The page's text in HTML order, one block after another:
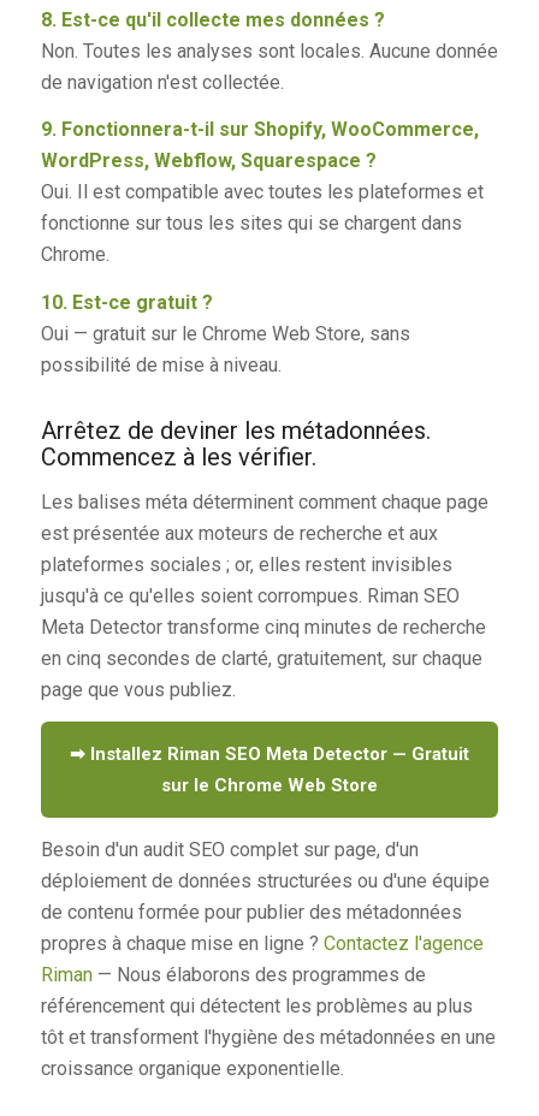
8. Est-ce qu'il collecte mes données ?
Non. Toutes les analyses sont locales. Aucune donnée
de navigation n'est collectée.
9. Fonctionnera-t-il sur Shopify, WooCommerce,
WordPress, Webflow, Squarespace ?
Oui. Il est compatible avec toutes les plateformes et
fonctionne sur tous les sites qui se chargent dans
Chrome.
10. Est-ce gratuit ?
Oui — gratuit sur le Chrome Web Store, sans
possibilité de mise à niveau.
Arrêtez de deviner les métadonnées.
Commencez à les vérifier.
Les balises méta déterminent comment chaque page
est présentée aux moteurs de recherche et aux
plateformes sociales ; or, elles restent invisibles
jusqu'à ce qu'elles soient corrompues. Riman SEO
Meta Detector transforme cinq minutes de recherche
en cinq secondes de clarté, gratuitement, sur chaque
page que vous publiez.
➡ Installez Riman SEO Meta Detector — Gratuit
sur le Chrome Web Store
Besoin d'un audit SEO complet sur page, d'un
déploiement de données structurées ou d'une équipe
de contenu formée pour publier des métadonnées
propres à chaque mise en ligne ? Contactez l'agence
Riman— Nous élaborons des programmes de
référencement qui détectent les problèmes au plus
tôt et transforment l'hygiène des métadonnées en une
croissance organique exponentielle.